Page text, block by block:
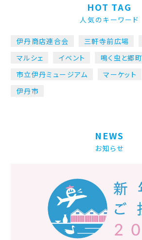
HOT TAG
人気のキーワード
伊丹商店連合会 三軒寺前広場
マルシェ
イベント
鳴く虫と郷町
市立伊丹ミュージアム
マーケット
伊丹市
NEWS
お知らせ